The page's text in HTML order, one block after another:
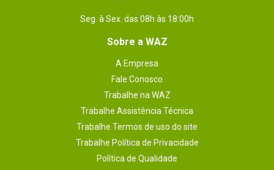
Seg. à Sex. das 08h às 18:00h
Sobre a WAZ
A Empresa
Fale Conosco
Trabalhe na WAZ
Trabalhe Assistência Técnica
Trabalhe Termos de uso do site
Trabalhe Política de Privacidade
Política de Qualidade